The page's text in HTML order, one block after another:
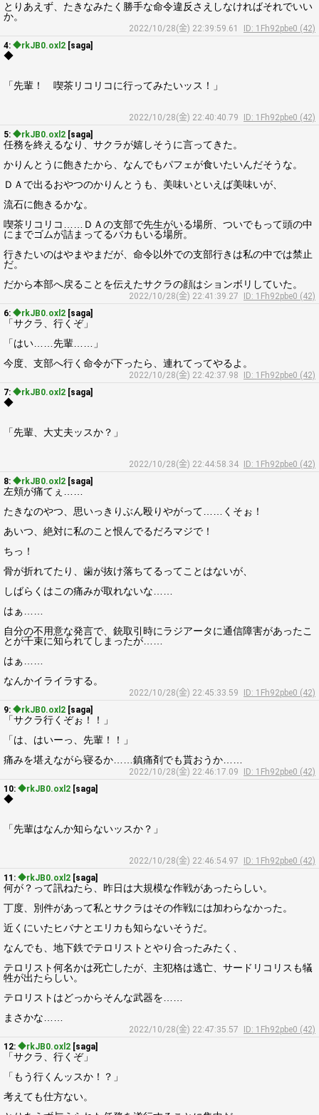
とりあえず、たきなみたく勝手な命令違反さえしなければそれでいい
か。
2022/10/28(金) 22:39:59.61
ID: 1Fh92pbe0 (42)
4: ◆rkJB0.oxl2 [saga]
◆
「先輩！ 喫茶リコリコに行ってみたいッス！」
2022/10/28(金) 22:40:40.79
ID: 1Fh92pbe0 (42)
5: ◆rkJB0.oxl2 [saga]
任務を終えるなり、サクラが嬉しそうに言ってきた。
かりんとうに飽きたから、なんでもパフェが食いたいんだそうな。
ＤＡで出るおやつのかりんとうも、美味いといえば美味いが、
流石に飽きるかな。
喫茶リコリコ……ＤＡの支部で先生がいる場所、ついでもって頭の中
にまでゴムが詰まってるバカもいる場所。
行きたいのはやまやまだが、命令以外での支部行きは私の中では禁止
だ。
だから本部へ戻ることを伝えたサクラの顔はションボリしていた。
2022/10/28(金) 22:41:39.27
ID: 1Fh92pbe0 (42)
6: ◆rkJB0.oxl2 [saga]
「サクラ、行くぞ」
「はい……先輩……」
今度、支部へ行く命令が下ったら、連れてってやるよ。
2022/10/28(金) 22:42:37.98
ID: 1Fh92pbe0 (42)
7: ◆rkJB0.oxl2 [saga]
◆
「先輩、大丈夫ッスか？」
2022/10/28(金) 22:44:58.34
ID: 1Fh92pbe0 (42)
8: ◆rkJB0.oxl2 [saga]
左頬が痛てぇ……
たきなのやつ、思いっきりぶん殴りやがって……くそぉ！
あいつ、絶対に私のこと恨んでるだろマジで！
ちっ！
骨が折れてたり、歯が抜け落ちてるってことはないが、
しばらくはこの痛みが取れないな……
はぁ……
自分の不用意な発言で、銃取引時にラジアータに通信障害があったこ
とが千束に知られてしまったが……
はぁ……
なんかイライラする。
2022/10/28(金) 22:45:33.59
ID: 1Fh92pbe0 (42)
9: ◆rkJB0.oxl2 [saga]
「サクラ行くぞぉ！！」
「は、はいーっ、先輩！！」
痛みを堪えながら寝るか……鎮痛剤でも貰おうか……
2022/10/28(金) 22:46:17.09
ID: 1Fh92pbe0 (42)
10: ◆rkJB0.oxl2 [saga]
◆
「先輩はなんか知らないッスか？」
2022/10/28(金) 22:46:54.97
ID: 1Fh92pbe0 (42)
11: ◆rkJB0.oxl2 [saga]
何が？って訊ねたら、昨日は大規模な作戦があったらしい。
丁度、別件があって私とサクラはその作戦には加わらなかった。
近くにいたヒバナとエリカも知らないそうだ。
なんでも、地下鉄でテロリストとやり合ったみたく、
テロリスト何名かは死亡したが、主犯格は逃亡、サードリコリスも犠
牲が出たらしい。
テロリストはどっからそんな武器を……
まさかな……
2022/10/28(金) 22:47:35.57
ID: 1Fh92pbe0 (42)
12: ◆rkJB0.oxl2 [saga]
「サクラ、行くぞ」
「もう行くんッスか！？」
考えても仕方ない。